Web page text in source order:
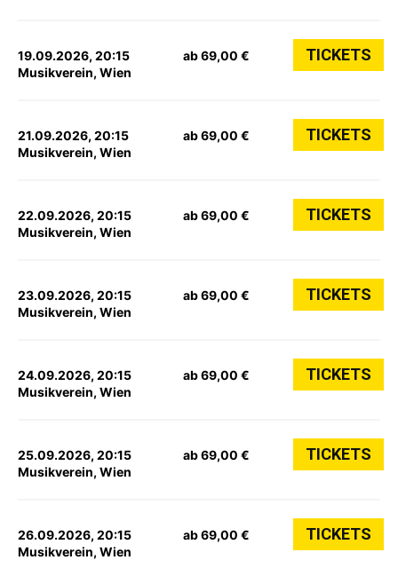
19.09.2026, 20:15
Musikverein, Wien
ab 69,00 € TICKETS
21.09.2026, 20:15
Musikverein, Wien
ab 69,00 € TICKETS
22.09.2026, 20:15
Musikverein, Wien
ab 69,00 € TICKETS
23.09.2026, 20:15
Musikverein, Wien
ab 69,00 € TICKETS
24.09.2026, 20:15
Musikverein, Wien
ab 69,00 € TICKETS
25.09.2026, 20:15
Musikverein, Wien
ab 69,00 € TICKETS
26.09.2026, 20:15
Musikverein, Wien
ab 69,00 € TICKETS